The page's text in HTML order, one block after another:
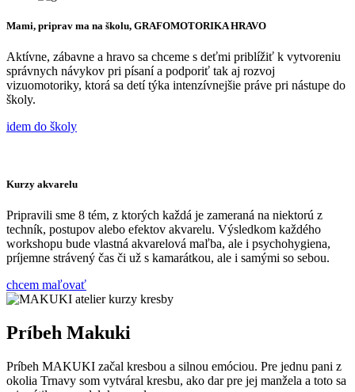
Mami, priprav ma na školu, GRAFOMOTORIKA HRAVO
Aktívne, zábavne a hravo sa chceme s deťmi priblížiť k vytvoreniu
správnych návykov pri písaní a podporiť tak aj rozvoj
vizuomotoriky, ktorá sa detí týka intenzívnejšie práve pri nástupe do
školy.
idem do školy
Kurzy akvarelu
Pripravili sme 8 tém, z ktorých každá je zameraná na niektorú z
techník, postupov alebo efektov akvarelu. Výsledkom každého
workshopu bude vlastná akvarelová maľba, ale i psychohygiena,
príjemne strávený čas či už s kamarátkou, ale i samými so sebou.
chcem maľovať
Príbeh Makuki
Príbeh MAKUKI začal kresbou a silnou emóciou. Pre jednu pani z
okolia Trnavy som vytváral kresbu, ako dar pre jej manžela a toto sa